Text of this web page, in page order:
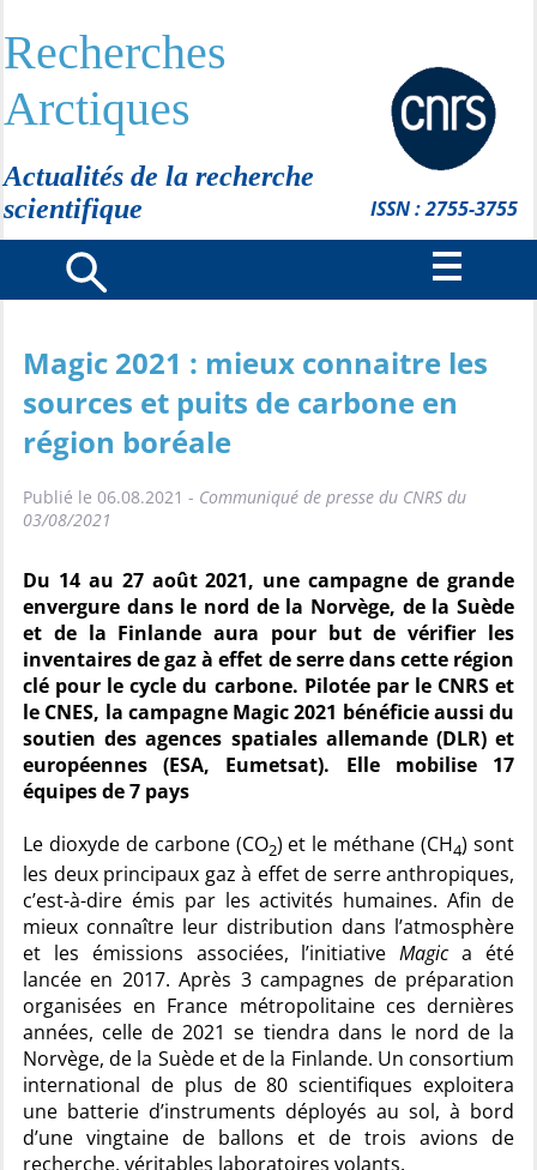
Recherches
Arctiques
Actualités de la recherche
scientifique
ISSN : 2755-3755
Magic 2021 : mieux connaitre les
sources et puits de carbone en
région boréale
Publié le 06.08.2021 - Communiqué de presse du CNRS du
03/08/2021
Du 14 au 27 août 2021, une campagne de grande
envergure dans le nord de la Norvège, de la Suède
et de la Finlande aura pour but de vérifier les
inventaires de gaz à effet de serre dans cette région
clé pour le cycle du carbone. Pilotée par le CNRS et
le CNES, la campagne Magic 2021 bénéficie aussi du
soutien des agences spatiales allemande (DLR) et
européennes (ESA, Eumetsat). Elle mobilise 17
équipes de 7 pays
Le dioxyde de carbone (CO2) et le méthane (CH4) sont
les deux principaux gaz à effet de serre anthropiques,
c’est-à-dire émis par les activités humaines. Afin de
mieux connaître leur distribution dans l’atmosphère
et les émissions associées, l’initiativeMagica été
lancée en 2017. Après 3 campagnes de préparation
organisées en France métropolitaine ces dernières
années, celle de 2021 se tiendra dans le nord de la
Norvège, de la Suède et de la Finlande. Un consortium
international de plus de 80 scientifiques exploitera
une batterie d’instruments déployés au sol, à bord
d’une vingtaine de ballons et de trois avions de
recherche, véritables laboratoires volants.